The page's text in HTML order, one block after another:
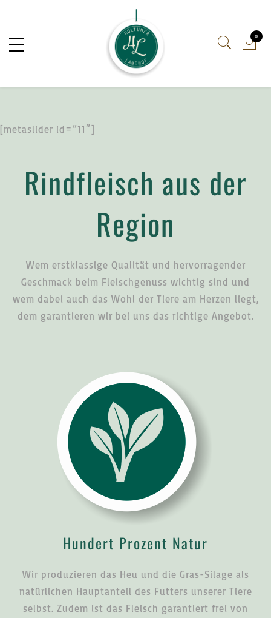
0
[metaslider id=”11″]
Rindfleisch aus der
Region
Wem erstklassige Qualität und hervorragender
Geschmack beim Fleischgenuss wichtig sind und
wem dabei auch das Wohl der Tiere am Herzen liegt,
dem garantieren wir bei uns das richtige Angebot.
Hundert Prozent Natur
Wir produzieren das Heu und die Gras-Silage als
natürlichen Hauptanteil des Futters unserer Tiere
selbst. Zudem ist das Fleisch garantiert frei von